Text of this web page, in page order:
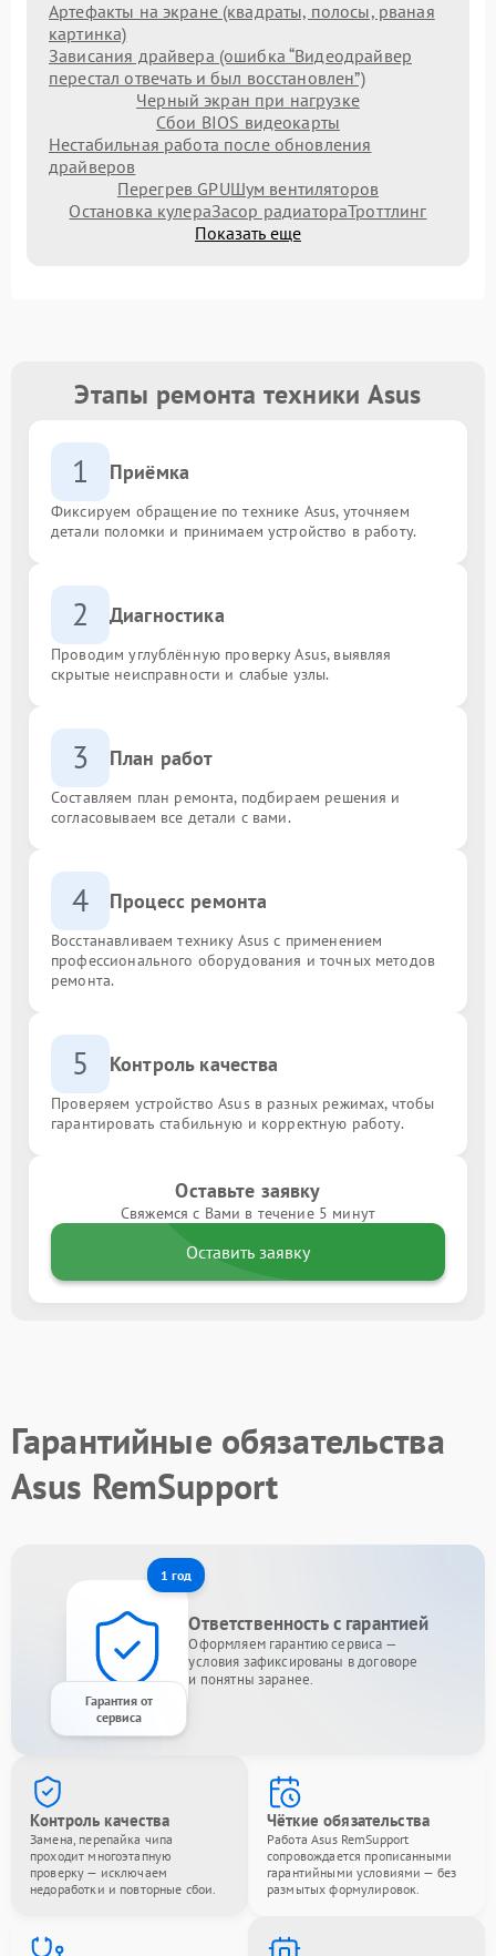
Артефакты на экране (квадраты, полосы, рваная
картинка)
Зависания драйвера (ошибка “Видеодрайвер
перестал отвечать и был восстановлен”)
Черный экран при нагрузке
Сбои BIOS видеокарты
Нестабильная работа после обновления
драйверов
Перегрев GPUШум вентиляторов
Остановка кулераЗасор радиатораТроттлинг
Показать еще
Этапы ремонта техники Asus
1 Приёмка
Фиксируем обращение по технике Asus, уточняем
детали поломки и принимаем устройство в работу.
2 Диагностика
Проводим углублённую проверку Asus, выявляя
скрытые неисправности и слабые узлы.
3 План работ
Составляем план ремонта, подбираем решения и
согласовываем все детали с вами.
4 Процесс ремонта
Восстанавливаем технику Asus с применением
профессионального оборудования и точных методов
ремонта.
5 Контроль качества
Проверяем устройство Asus в разных режимах, чтобы
гарантировать стабильную и корректную работу.
Оставьте заявку
Свяжемся с Вами в течение 5 минут
Оставить заявку
Гарантийные обязательства
Asus RemSupport
1 год
Гарантия от
сервиса
Ответственность с гарантией
Оформляем гарантию сервиса —
условия зафиксированы в договоре
и понятны заранее.
Контроль качества
Замена, перепайка чипа
проходит многоэтапную
проверку — исключаем
недоработки и повторные сбои.
Чёткие обязательства
Работа Asus RemSupport
сопровождается прописанными
гарантийными условиями — без
размытых формулировок.